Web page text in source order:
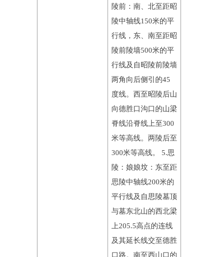
陵前：南、北至距昭
陵中轴线150米的平
行线，东、南至距昭
陵前陵墙500米的平
行线及自昭陵前陵墙
两角向后侧引的45
度线。西至昭陵后山
向德胜口沟口的山梁
脊线沿脊线上至300
米等高线。两陵后至
300米等高线。 5.思
陵：娘娘坟：东至距
思陵中轴线200米的
平行线及自思陵墓顶
与墓东北山的西北梁
上205.5高点的连线
及其延长线交至德胜
口路。南至西山口的